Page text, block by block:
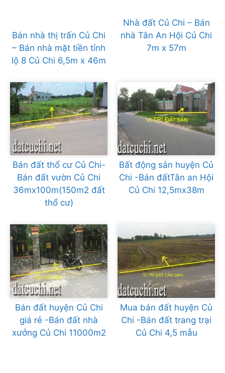
Bán nhà thị trấn Củ Chi
– Bán nhà mặt tiền tỉnh
lộ 8 Củ Chi 6,5m x 46m
Nhà đất Củ Chi – Bán
nhà Tân An Hội Củ Chi
7m x 57m
Bán đất thổ cư Củ Chi-
Bán đất vườn Củ Chi
36mx100m(150m2 đất
thổ cư)
Bất động sản huyện Củ
Chi -Bán đấtTân an Hội
Củ Chi 12,5mx38m
Bán đất huyện Củ Chi
giá rẻ -Bán đất nhà
xưởng Củ Chi 11000m2
Mua bán đất huyện Củ
Chi -Bán đất trang trại
Củ Chi 4,5 mẫu